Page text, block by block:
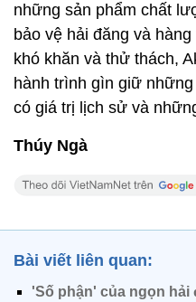
những sản phẩm chất
bảo vệ hải đăng và
khó khăn và thử thách,
hành trình gìn giữ
có giá trị lịch sử và
Thúy Ngà
Bài viết liên quan:
'Số phận' của ngọn